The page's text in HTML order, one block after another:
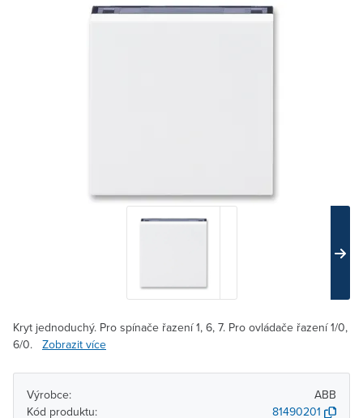
Kryt jednoduchý. Pro spínače řazení 1, 6, 7. Pro ovládače řazení 1/0,
6/0. Zobrazit více
Výrobce:
ABB
Kód produktu:
81490201